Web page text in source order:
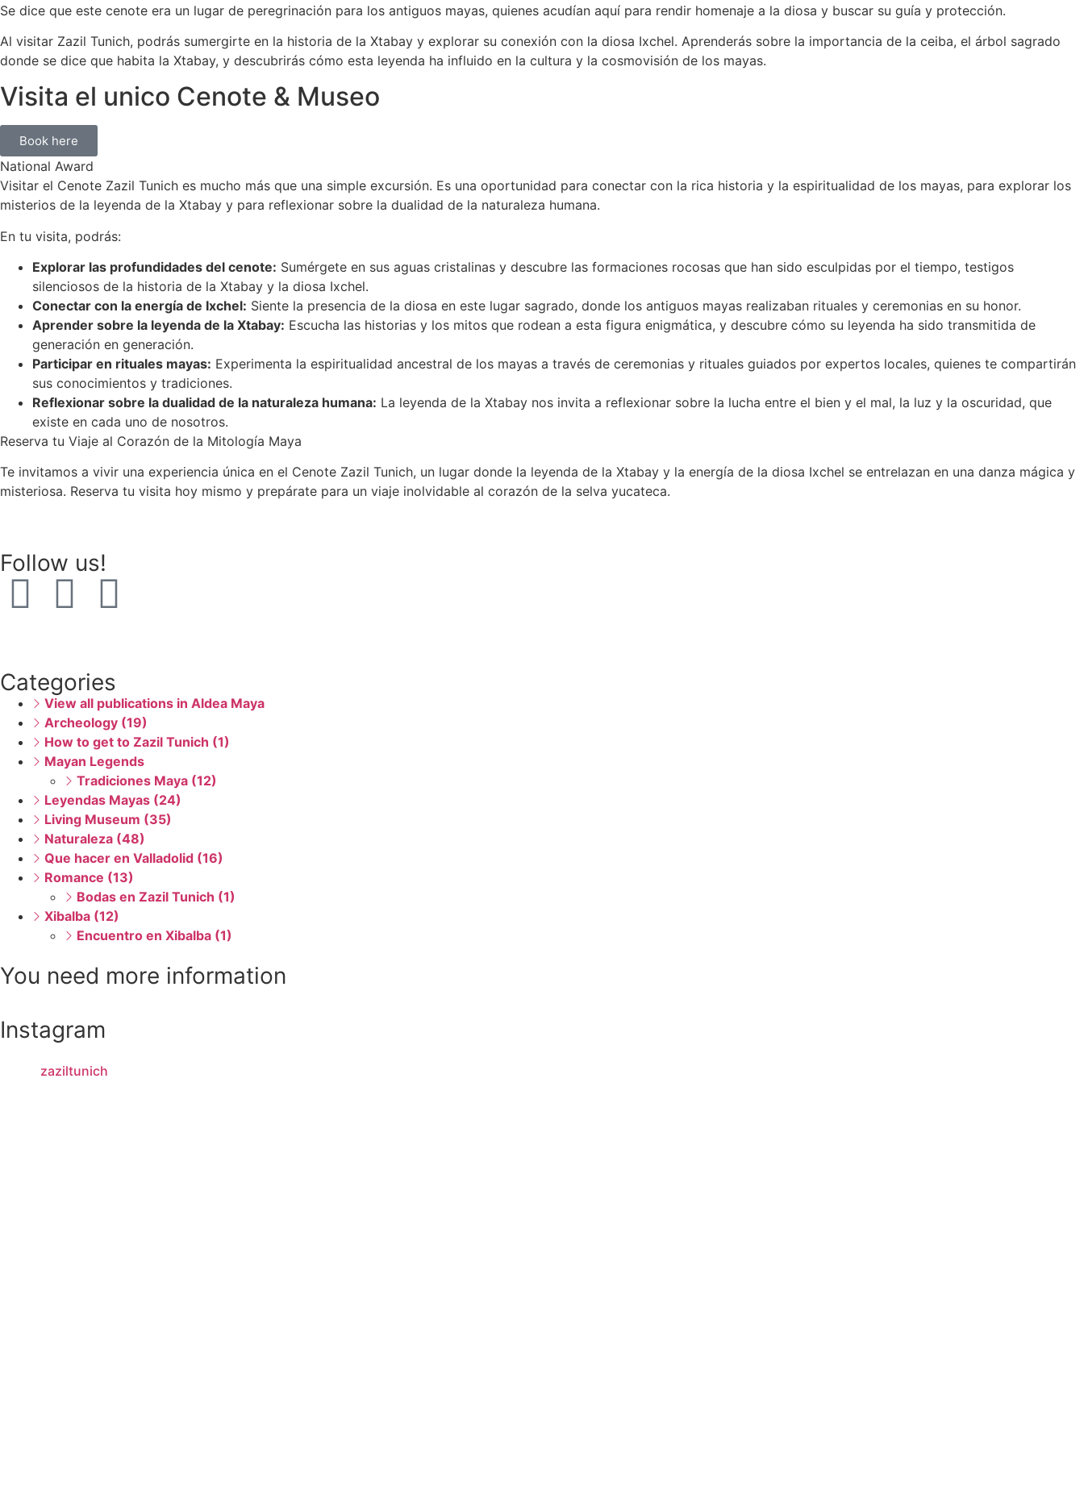
Se dice que este cenote era un lugar de peregrinación para los antiguos mayas, quienes acudían aquí para rendir homenaje a la diosa y buscar su guía y protección.
Al visitar Zazil Tunich, podrás sumergirte en la historia de la Xtabay y explorar su conexión con la diosa Ixchel. Aprenderás sobre la importancia de la ceiba, el árbol sagrado
donde se dice que habita la Xtabay, y descubrirás cómo esta leyenda ha influido en la cultura y la cosmovisión de los mayas.
Visita el unico Cenote & Museo
Book here
National Award
Visitar el Cenote Zazil Tunich es mucho más que una simple excursión. Es una oportunidad para conectar con la rica historia y la espiritualidad de los mayas, para explorar los
misterios de la leyenda de la Xtabay y para reflexionar sobre la dualidad de la naturaleza humana.
En tu visita, podrás:
Explorar las profundidades del cenote: Sumérgete en sus aguas cristalinas y descubre las formaciones rocosas que han sido esculpidas por el tiempo, testigos
silenciosos de la historia de la Xtabay y la diosa Ixchel.
Conectar con la energía de Ixchel: Siente la presencia de la diosa en este lugar sagrado, donde los antiguos mayas realizaban rituales y ceremonias en su honor.
Aprender sobre la leyenda de la Xtabay: Escucha las historias y los mitos que rodean a esta figura enigmática, y descubre cómo su leyenda ha sido transmitida de
generación en generación.
Participar en rituales mayas: Experimenta la espiritualidad ancestral de los mayas a través de ceremonias y rituales guiados por expertos locales, quienes te compartirán
sus conocimientos y tradiciones.
Reflexionar sobre la dualidad de la naturaleza humana: La leyenda de la Xtabay nos invita a reflexionar sobre la lucha entre el bien y el mal, la luz y la oscuridad, que
existe en cada uno de nosotros.
Reserva tu Viaje al Corazón de la Mitología Maya
Te invitamos a vivir una experiencia única en el Cenote Zazil Tunich, un lugar donde la leyenda de la Xtabay y la energía de la diosa Ixchel se entrelazan en una danza mágica y
misteriosa. Reserva tu visita hoy mismo y prepárate para un viaje inolvidable al corazón de la selva yucateca.
Follow us!
Categories
View all publications in Aldea Maya
Archeology (19)
How to get to Zazil Tunich (1)
Mayan Legends
Tradiciones Maya (12)
Leyendas Mayas (24)
Living Museum (35)
Naturaleza (48)
Que hacer en Valladolid (16)
Romance (13)
Bodas en Zazil Tunich (1)
Xibalba (12)
Encuentro en Xibalba (1)
You need more information
Instagram
zaziltunich